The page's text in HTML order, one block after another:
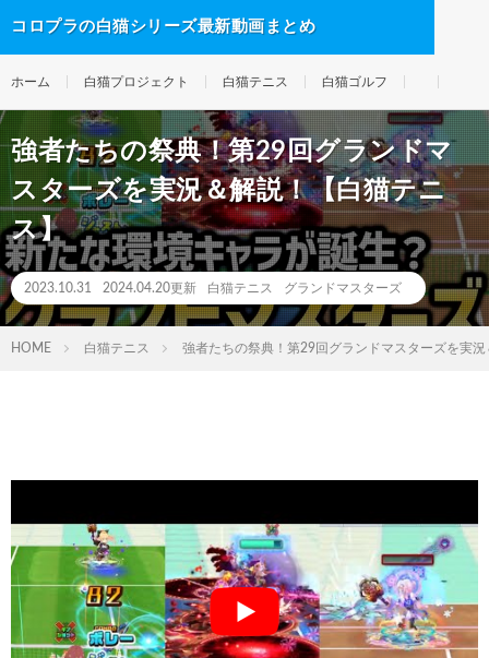
コロプラの白猫シリーズ最新動画まとめ
ホーム 白猫プロジェクト 白猫テニス 白猫ゴルフ
強者たちの祭典！第29回グランドマ
スターズを実況＆解説！【白猫テニ
ス】
2023.10.31 2024.04.20更新 白猫テニス グランドマスターズ
HOME 白猫テニス 強者たちの祭典！第29回グランドマスターズを実